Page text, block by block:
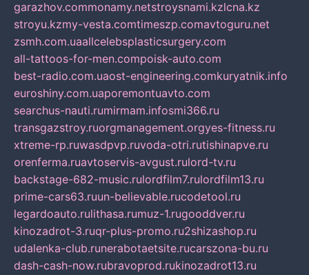
garazhov.commonamy.netstroysnami.kzlcna.kz
stroyu.kzmy-vesta.comtimeszp.comavtoguru.net
zsmh.com.uaallcelebsplasticsurgery.com
all-tattoos-for-men.compoisk-auto.com
best-radio.com.uaost-engineering.comkuryatnik.info
euroshiny.com.uaporemontuavto.com
searchus-nauti.rumirmam.infosmi366.ru
transgazstroy.ruorgmanagement.orgyes-fitness.ru
xtreme-rp.ruwasdpvp.ruvoda-otri.rutishinapve.ru
orenferma.ruavtoservis-avgust.rulord-tv.ru
backstage-682-music.rulordfilm7.rulordfilm13.ru
prime-cars63.ruun-believable.rucodetool.ru
legardoauto.rulithasa.rumuz-1.rugooddver.ru
kinozadrot-3.ruqr-plus-promo.ru2shizashop.ru
udalenka-club.runerabotaetsite.rucarszona-bu.ru
dash-cash-now.rubravoprod.rukinozadrot13.ru